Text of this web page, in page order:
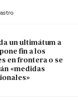
un ultimátum a
fin a los
en frontera o se
«medidas